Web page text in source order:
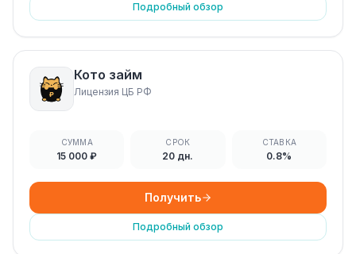
Подробный обзор
Кото займ
Лицензия ЦБ РФ
СУММА
15 000 ₽
СРОК
20 дн.
СТАВКА
0.8%
Получить
Подробный обзор